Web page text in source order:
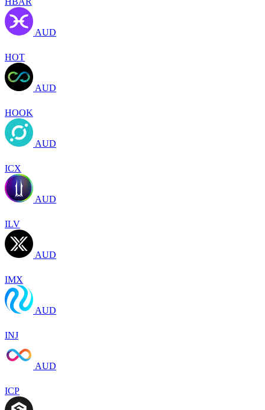
AUD
HOT
AUD
HOOK
AUD
ICX
AUD
ILV
AUD
IMX
AUD
INJ
AUD
ICP